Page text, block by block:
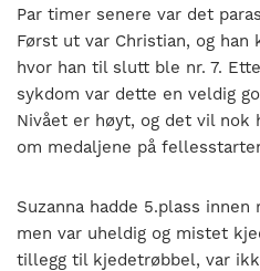
Par timer senere var det
Først ut var Christian, og
hvor han til slutt ble nr. 7.
sykdom var dette en veldig
Nivået er høyt, og det vil
om medaljene på
Suzanna hadde 5.plass
men var uheldig og mistet
tillegg til kjedetrøbbel, var